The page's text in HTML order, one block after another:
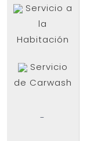
Servicio a
la
Habitación
Servicio
de Carwash
-